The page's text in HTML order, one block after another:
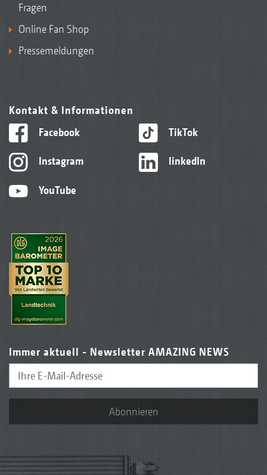
Fragen
Online Fan Shop
Pressemeldungen
Kontakt & Informationen
Facebook
Instagram
YouTube
TikTok
linkedIn
Immer aktuell - Newsletter AMAZING NEWS
Abonnieren